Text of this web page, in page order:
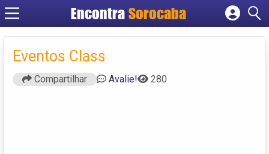
EncontraSorocaba
Cadastrar empresa
Eventos Class
Compartilhar Avalie! 280